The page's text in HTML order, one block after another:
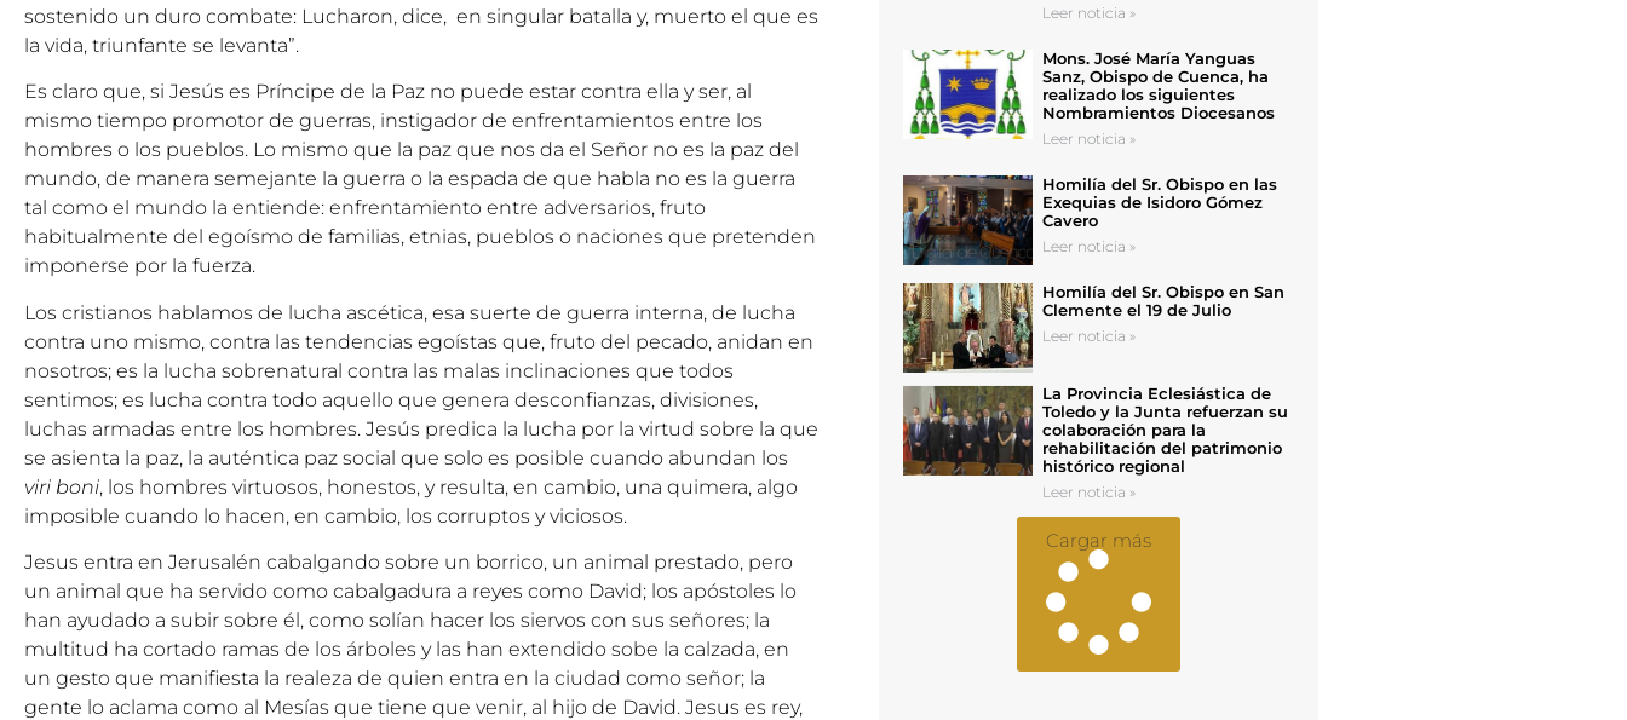
sostenido un duro combate: Lucharon, dice, en singular batalla y, muerto el que es
la vida, triunfante se levanta”.
Es claro que, si Jesús es Príncipe de la Paz no puede estar contra ella y ser, al
mismo tiempo promotor de guerras, instigador de enfrentamientos entre los
hombres o los pueblos. Lo mismo que la paz que nos da el Señor no es la paz del
mundo, de manera semejante la guerra o la espada de que habla no es la guerra
tal como el mundo la entiende: enfrentamiento entre adversarios, fruto
habitualmente del egoísmo de familias, etnias, pueblos o naciones que pretenden
imponerse por la fuerza.
Los cristianos hablamos de lucha ascética, esa suerte de guerra interna, de lucha
contra uno mismo, contra las tendencias egoístas que, fruto del pecado, anidan en
nosotros; es la lucha sobrenatural contra las malas inclinaciones que todos
sentimos; es lucha contra todo aquello que genera desconfianzas, divisiones,
luchas armadas entre los hombres. Jesús predica la lucha por la virtud sobre la que
se asienta la paz, la auténtica paz social que solo es posible cuando abundan los
viri boni, los hombres virtuosos, honestos, y resulta, en cambio, una quimera, algo
imposible cuando lo hacen, en cambio, los corruptos y viciosos.
Jesus entra en Jerusalén cabalgando sobre un borrico, un animal prestado, pero
un animal que ha servido como cabalgadura a reyes como David; los apóstoles lo
han ayudado a subir sobre él, como solían hacer los siervos con sus señores; la
multitud ha cortado ramas de los árboles y las han extendido sobe la calzada, en
un gesto que manifiesta la realeza de quien entra en la ciudad como señor; la
gente lo aclama como al Mesías que tiene que venir, al hijo de David. Jesus es rey,
Leer noticia »
Mons. José María Yanguas
Sanz, Obispo de Cuenca, ha
realizado los siguientes
Nombramientos Diocesanos
Leer noticia »
Homilía del Sr. Obispo en las
Exequias de Isidoro Gómez
Cavero
Leer noticia »
Homilía del Sr. Obispo en San
Clemente el 19 de Julio
Leer noticia »
La Provincia Eclesiástica de
Toledo y la Junta refuerzan su
colaboración para la
rehabilitación del patrimonio
histórico regional
Leer noticia »
Cargar más